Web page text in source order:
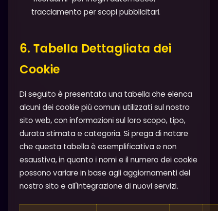
tracciamento per scopi pubblicitari.
6. Tabella Dettagliata dei
Cookie
Di seguito è presentata una tabella che elenca
alcuni dei cookie più comuni utilizzati sul nostro
sito web, con informazioni sul loro scopo, tipo,
durata stimata e categoria. Si prega di notare
che questa tabella è esemplificativa e non
esaustiva, in quanto i nomi e il numero dei cookie
possono variare in base agli aggiornamenti del
nostro sito e all'integrazione di nuovi servizi.